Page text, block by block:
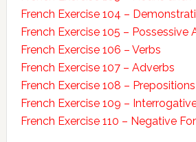
French Exercise 104 –
French Exercise 105 – Possessive
French Exercise 106 – Verbs
French Exercise 107 – Adverbs
French Exercise 108 – Prepositions
French Exercise 109 –
French Exercise 110 – Negative